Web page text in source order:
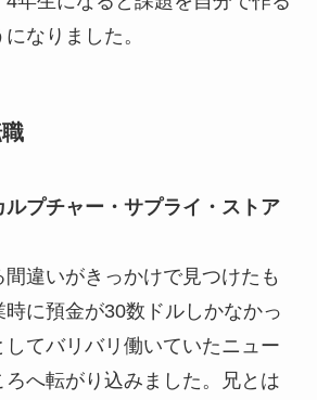
なりました。
ルプチャー・サプライ・ストア
違いがきっかけで見つけたも
に預金が30数ドルしかなかっ
てバリバリ働いていたニュー
ろへ転がり込みました。兄とは